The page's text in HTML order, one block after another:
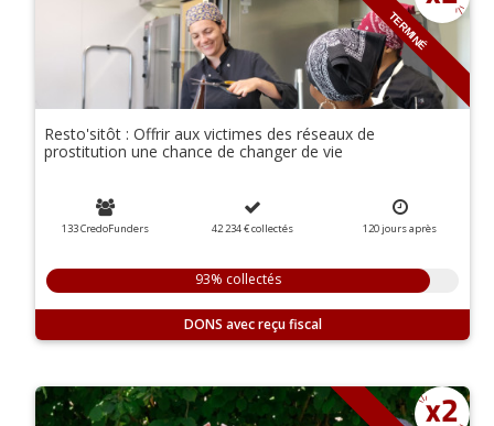
TERMINÉ
Resto'sitôt : Offrir aux victimes des réseaux de
prostitution une chance de changer de vie
133 CredoFunders 42 234 €collectés 120joursaprès
93% collectés
DONS